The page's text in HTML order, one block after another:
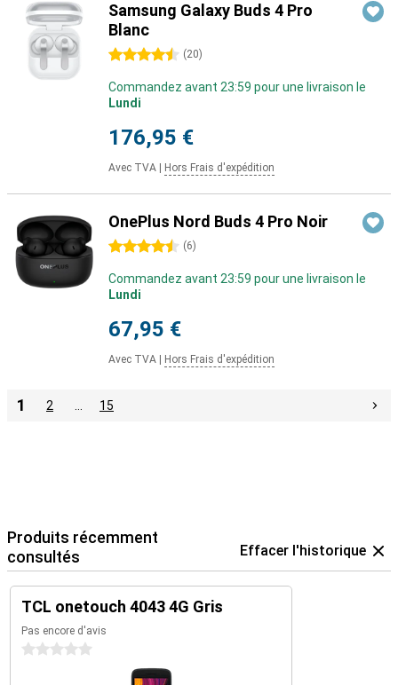
Samsung Galaxy Buds 4 Pro
Blanc
4.5 étoiles (20)
Commandez avant 23:59 pour une livraison le
Lundi
176,95 €
Avec TVA Hors Frais d'expédition
OnePlus Nord Buds 4 Pro Noir
4.5 étoiles (6)
Commandez avant 23:59 pour une livraison le
Lundi
67,95 €
Avec TVA Hors Frais d'expédition
1 2 15
Produits récemment
consultés
Effacer l'historique
TCL onetouch 4043 4G Gris
Pas encore d'avis
0 étoiles